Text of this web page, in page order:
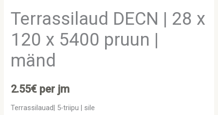
Terrassilaud DECN | 28 x
120 x 5400 pruun |
mänd
2.55€ per jm
Terrassilauad| 5-triipu | sile